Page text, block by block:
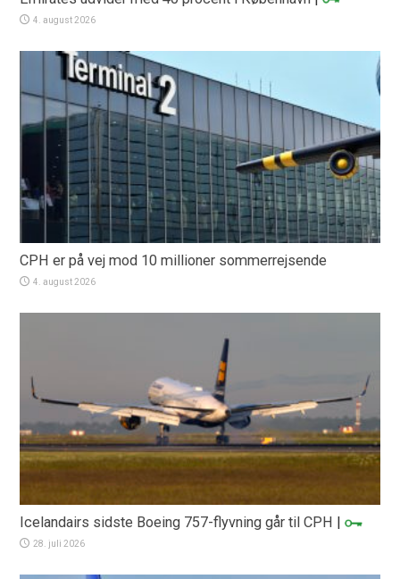
4. august 2026
CPH er på vej mod 10 millioner sommerrejsende
4. august 2026
Icelandairs sidste Boeing 757-flyvning går til CPH |
28. juli 2026